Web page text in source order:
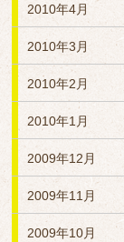
2010年4月
2010年3月
2010年2月
2010年1月
2009年12月
2009年11月
2009年10月